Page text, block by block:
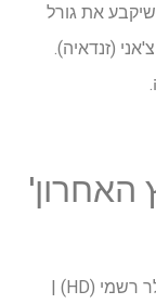
שיקבע את גורל
(זנדאיה).
האחרון'
אני יודע מה עשית בקיץ שעבר (1997) – טריילר רשמי (HD) |